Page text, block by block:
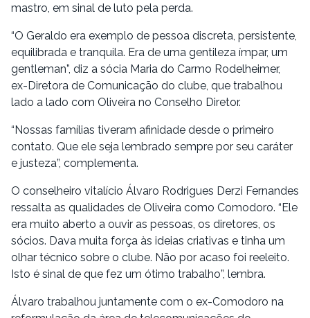
mastro, em sinal de luto pela perda.
“O Geraldo era exemplo de pessoa discreta, persistente,
equilibrada e tranquila. Era de uma gentileza ímpar, um
gentleman”, diz a sócia Maria do Carmo Rodelheimer,
ex-Diretora de Comunicação do clube, que trabalhou
lado a lado com Oliveira no Conselho Diretor.
“Nossas famílias tiveram afinidade desde o primeiro
contato. Que ele seja lembrado sempre por seu caráter
e justeza”, complementa.
O conselheiro vitalício Álvaro Rodrigues Derzi Fernandes
ressalta as qualidades de Oliveira como Comodoro. “Ele
era muito aberto a ouvir as pessoas, os diretores, os
sócios. Dava muita força às ideias criativas e tinha um
olhar técnico sobre o clube. Não por acaso foi reeleito.
Isto é sinal de que fez um ótimo trabalho”, lembra.
Álvaro trabalhou juntamente com o ex-Comodoro na